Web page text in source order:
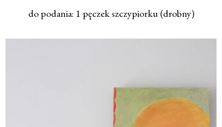
do podania: 1 pęczek szczypiorku (drobny)